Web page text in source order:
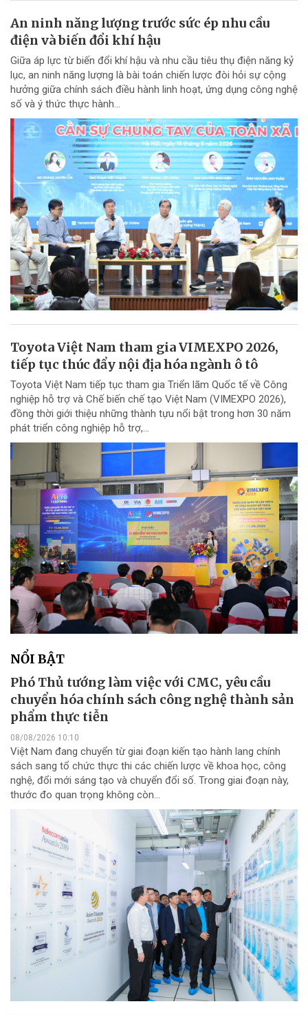
An ninh năng lượng trước sức ép nhu cầu
điện và biến đổi khí hậu
Giữa áp lực từ biến đổi khí hậu và nhu cầu tiêu thụ điện năng kỷ
lục, an ninh năng lượng là bài toán chiến lược đòi hỏi sự cộng
hưởng giữa chính sách điều hành linh hoạt, ứng dụng công nghệ
số và ý thức thực hành...
Toyota Việt Nam tham gia VIMEXPO 2026,
tiếp tục thúc đẩy nội địa hóa ngành ô tô
Toyota Việt Nam tiếp tục tham gia Triển lãm Quốc tế về Công
nghiệp hỗ trợ và Chế biến chế tạo Việt Nam (VIMEXPO 2026),
đồng thời giới thiệu những thành tựu nổi bật trong hơn 30 năm
phát triển công nghiệp hỗ trợ,...
NỔI BẬT
Phó Thủ tướng làm việc với CMC, yêu cầu
chuyển hóa chính sách công nghệ thành sản
phẩm thực tiễn
08/08/2026 10:10
Việt Nam đang chuyển từ giai đoạn kiến tạo hành lang chính
sách sang tổ chức thực thi các chiến lược về khoa học, công
nghệ, đổi mới sáng tạo và chuyển đổi số. Trong giai đoạn này,
thước đo quan trọng không còn...